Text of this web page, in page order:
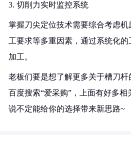
3. 切削力实时监控系统
掌握刀尖定位技术需要综合考虑
工要求等多重因素，通过系统化
加工。
老板们要是想了解更多关于槽刀
百度搜索“爱采购”，上面有好多相
说不定能给你的选择带来新思路~